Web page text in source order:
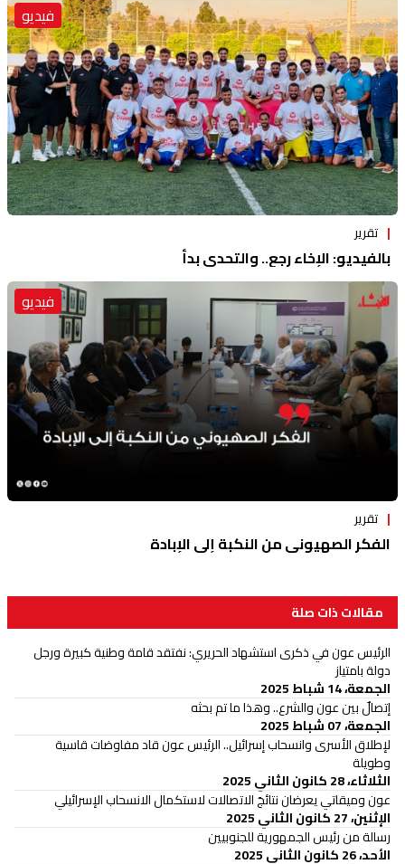
فيديو
تقرير
بالفيديو: الإخاء رجع.. والتحدي بدأ
فيديو
تقرير
الفكر الصهيوني من النكبة إلى الإبادة
مقالات ذات صلة
الرئيس عون في ذكرى استشهاد الحريري: نفتقد قامة وطنية كبيرة ورجل
دولة بامتياز
الجمعة، 14 شباط 2025
إتصالٌ بين عون والشرع.. وهذا ما تم بحثه
الجمعة، 07 شباط 2025
لإطلاق الأسرى وانسحاب إسرائيل.. الرئيس عون قاد مفاوضات قاسية
وطويلة
الثلاثاء، 28 كانون الثاني 2025
عون وميقاتي يعرضان نتائجَ الاتصالات لاستكمال الانسحاب الإسرائيلي
الإثنين، 27 كانون الثاني 2025
رسالة من رئيس الجمهورية للجنوبيين
الأحد، 26 كانون الثاني 2025